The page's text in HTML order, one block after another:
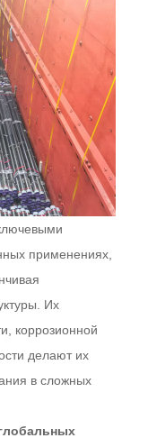
применениях,
Их
коррозионной
делают их
в сложных